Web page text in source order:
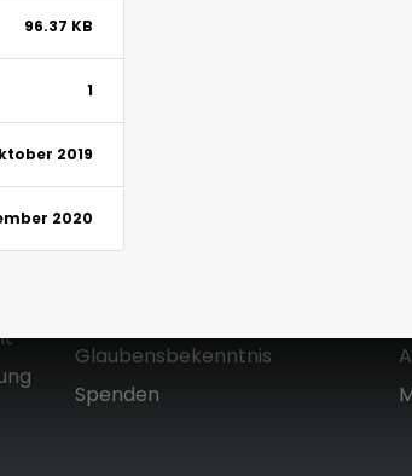
96.37 KB
1
2019
2020
Über uns
Glaubensbekenntnis
Spenden